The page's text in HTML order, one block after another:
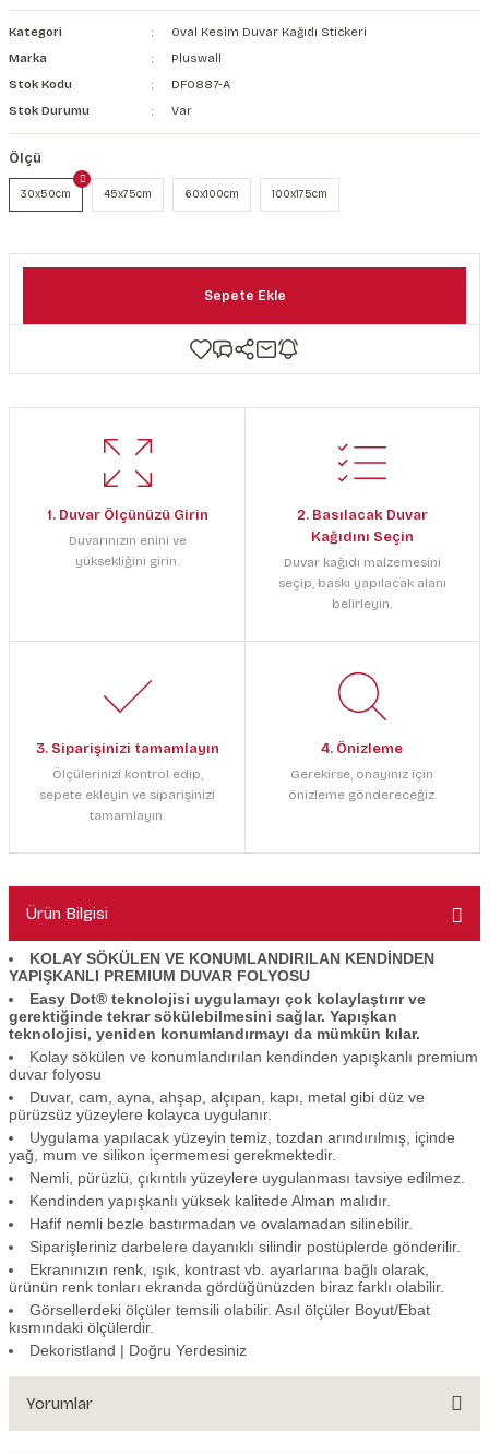
Duvar Kanvası
Kategori
Oval Kesim Duvar Kağıdı Stickeri
Marka
Pluswall
Stok Kodu
DF0887-A
Stok Durumu
Var
Ölçü
30x50cm 45x75cm 60x100cm 100x175cm
Sepete Ekle
1. Duvar Ölçünüzü Girin
Duvarınızın enini ve
yüksekliğini girin.
2. Basılacak Duvar
Kağıdını Seçin
Duvar kağıdı malzemesini
seçip, baskı yapılacak alanı
belirleyin.
3. Siparişinizi tamamlayın
Ölçülerinizi kontrol edip,
sepete ekleyin ve siparişinizi
tamamlayın.
4. Önizleme
Gerekirse, onayınız için
önizleme göndereceğiz.
Ürün Bilgisi
KOLAY SÖKÜLEN VE KONUMLANDIRILAN KENDİNDEN
YAPIŞKANLI PREMIUM DUVAR FOLYOSU
Easy Dot® teknolojisi uygulamayı çok kolaylaştırır ve
gerektiğinde tekrar sökülebilmesini sağlar. Yapışkan
teknolojisi, yeniden konumlandırmayı da mümkün kılar.
Kolay sökülen ve konumlandırılan kendinden yapışkanlı premium
duvar folyosu
Duvar, cam, ayna, ahşap, alçıpan, kapı, metal gibi düz ve
pürüzsüz yüzeylere kolayca uygulanır.
Uygulama yapılacak yüzeyin temiz, tozdan arındırılmış, içinde
yağ, mum ve silikon içermemesi gerekmektedir.
Nemli, pürüzlü, çıkıntılı yüzeylere uygulanması tavsiye edilmez.
Kendinden yapışkanlı yüksek kalitede Alman malıdır.
Hafif nemli bezle bastırmadan ve ovalamadan silinebilir.
Siparişleriniz darbelere dayanıklı silindir postüplerde gönderilir.
Ekranınızın renk, ışık, kontrast vb. ayarlarına bağlı olarak,
ürünün renk tonları ekranda gördüğünüzden biraz farklı olabilir.
Görsellerdeki ölçüler temsili olabilir. Asıl ölçüler Boyut/Ebat
kısmındaki ölçülerdir.
Dekoristland | Doğru Yerdesiniz
Yorumlar